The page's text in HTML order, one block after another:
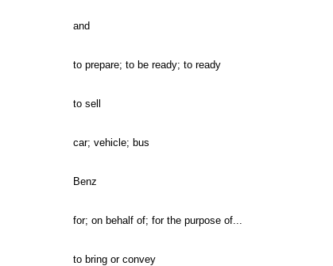
and
to prepare; to be ready; to ready
to sell
car; vehicle; bus
Benz
for; on behalf of; for the purpose of...
to bring or convey